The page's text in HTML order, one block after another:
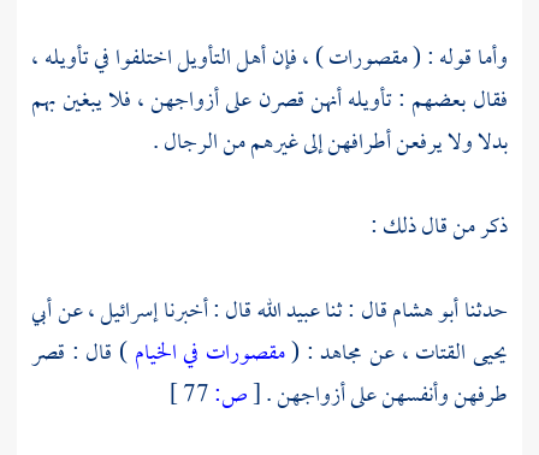
وأما قوله : ( مقصورات ) ، فإن أهل التأويل اختلفوا في تأويله ،
فقال بعضهم : تأويله أنهن قصرن على أزواجهن ، فلا يبغين بهم
بدلا ولا يرفعن أطرافهن إلى غيرهم من الرجال .
ذكر من قال ذلك :
حدثناأبو هشامقال : ثناعبيد اللهقال : أخبرناإسرائيل، عنأبي
يحيى القتات، عنمجاهد: (مقصورات في الخيام) قال : قصر
طرفهن وأنفسهن على أزواجهن .[ص: